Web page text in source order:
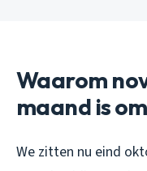
Waarom
maand is
We zitten nu eind